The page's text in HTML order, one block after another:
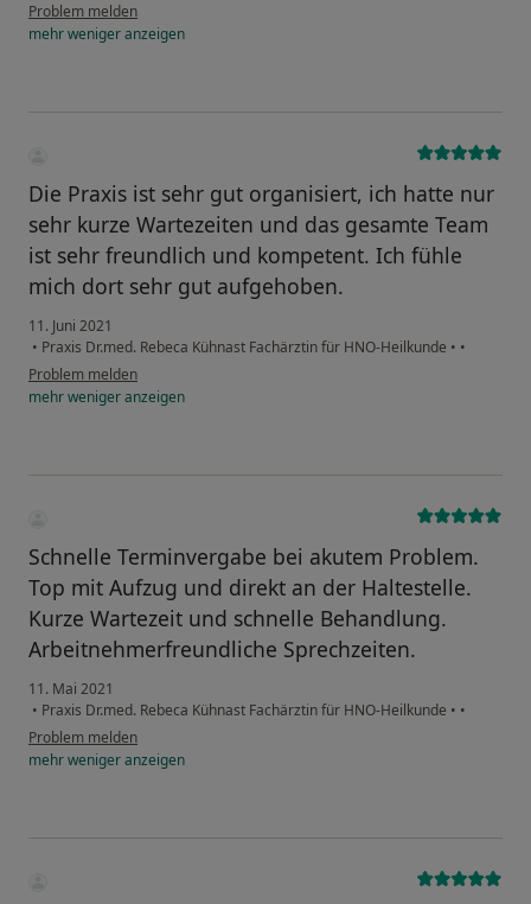
Problem melden
mehrwenigeranzeigen
Die Praxis ist sehr gut organisiert, ich hatte nur
sehr kurze Wartezeiten und das gesamte Team
ist sehr freundlich und kompetent. Ich fühle
mich dort sehr gut aufgehoben.
11. Juni 2021
• Praxis Dr.med. Rebeca Kühnast Fachärztin für HNO-Heilkunde • •
Problem melden
mehrwenigeranzeigen
Schnelle Terminvergabe bei akutem Problem.
Top mit Aufzug und direkt an der Haltestelle.
Kurze Wartezeit und schnelle Behandlung.
Arbeitnehmerfreundliche Sprechzeiten.
11. Mai 2021
• Praxis Dr.med. Rebeca Kühnast Fachärztin für HNO-Heilkunde • •
Problem melden
mehrwenigeranzeigen